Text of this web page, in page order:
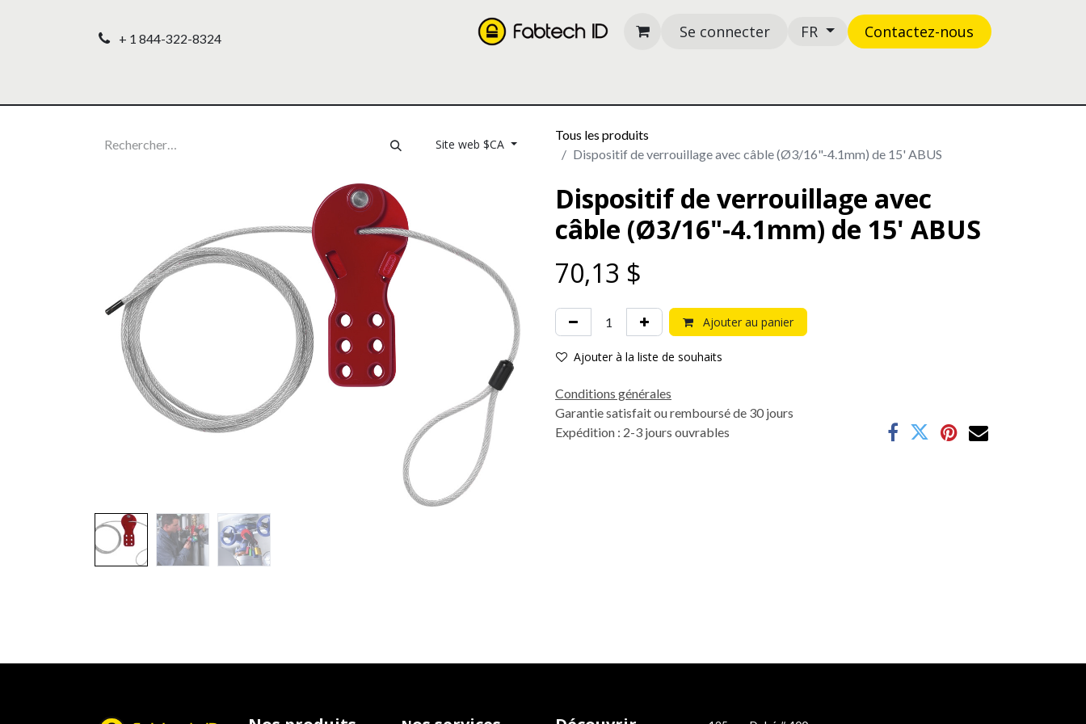
+ 1 844-322-8324 Se connecter FR Contactez-n​​​​ous
Site web $CA
Tous les produits
Dispositif de verrouillage avec câble (Ø3/16"-4.1mm) de 15' ABUS
Dispositif de verrouillage avec
câble (Ø3/16"-4.1mm) de 15' ABUS
70,13 $
Ajouter au panier
Ajouter à la liste de souhaits
Conditions générales
Garantie satisfait ou remboursé de 30 jours
Expédition : 2-3 jours ouvrables